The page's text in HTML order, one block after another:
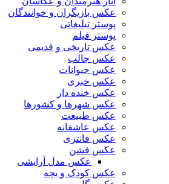
عکس بازیگران و خوانندگان
پوستر تبلیغاتی
پوستر فیلم
عکس تاریخی و قدیمی
عکس جالب
عکس حیوانات
عکس خبری
عکس خنده دار
عکس شهرها و کشورها
عکس طبیعت
عکس عاشقانه
عکس فانتزی
عکس فشن
عکس مدل آرایشی
عکس کودک و بچه